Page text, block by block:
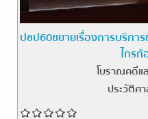
ปชป60ขยายเรื่องการบริกา
ไกร
โบราณคดีแ
ประวัติศ